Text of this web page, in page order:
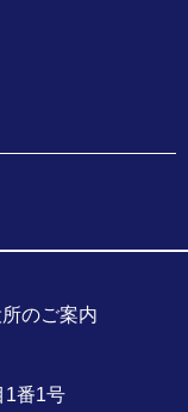
番1号
のご案内